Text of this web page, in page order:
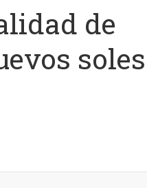
de
soles